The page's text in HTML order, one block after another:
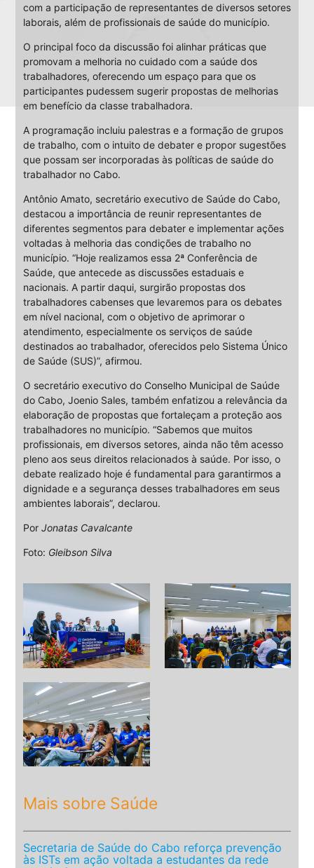
com a participação de representantes de diversos setores
laborais, além de profissionais de saúde do município.
O principal foco da discussão foi alinhar práticas que
promovam a melhoria no cuidado com a saúde dos
trabalhadores, oferecendo um espaço para que os
participantes pudessem sugerir propostas de melhorias
em benefício da classe trabalhadora.
A programação incluiu palestras e a formação de grupos
de trabalho, com o intuito de debater e propor sugestões
que possam ser incorporadas às políticas de saúde do
trabalhador no Cabo.
Antônio Amato, secretário executivo de Saúde do Cabo,
destacou a importância de reunir representantes de
diferentes segmentos para debater e implementar ações
voltadas à melhoria das condições de trabalho no
município. “Hoje realizamos essa 2ª Conferência de
Saúde, que antecede as discussões estaduais e
nacionais. A partir daqui, surgirão propostas dos
trabalhadores cabenses que levaremos para os debates
em nível nacional, com o objetivo de aprimorar o
atendimento, especialmente os serviços de saúde
destinados ao trabalhador, oferecidos pelo Sistema Único
de Saúde (SUS)”, afirmou.
O secretário executivo do Conselho Municipal de Saúde
do Cabo, Joenio Sales, também enfatizou a relevância da
elaboração de propostas que fortaleçam a proteção aos
trabalhadores no município. “Sabemos que muitos
profissionais, em diversos setores, ainda não têm acesso
pleno aos seus direitos relacionados à saúde. Por isso, o
debate realizado hoje é fundamental para garantirmos a
dignidade e a segurança desses trabalhadores em seus
ambientes laborais”, declarou.
Por Jonatas Cavalcante
Foto: Gleibson Silva
Mais sobre Saúde
Secretaria de Saúde do Cabo reforça prevenção
às ISTs em ação voltada a estudantes da rede